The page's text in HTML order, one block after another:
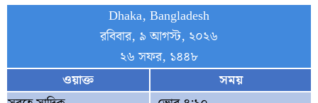
Dhaka, Bangladesh
রবিবার, ৯ আগস্ট, ২০২৬
২৬ সফর, ১৪৪৮
ওয়াক্ত
সময়